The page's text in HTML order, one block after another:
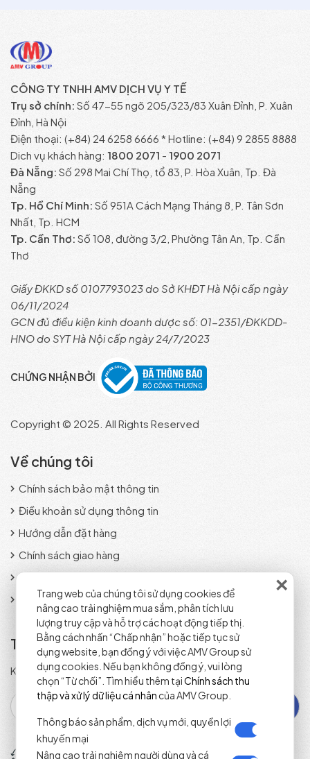
×
Trang web của chúng tôi sử dụng cookies để
nâng cao trải nghiệm mua sắm, phân tích lưu
lượng truy cập và hỗ trợ các hoạt động tiếp thị.
Bằng cách nhấn “Chấp nhận” hoặc tiếp tục sử
dụng website, bạn đồng ý với việc AMV Group sử
dụng cookies. Nếu bạn không đồng ý, vui lòng
chọn “Từ chối”. Tìm hiểu thêm tạiChính sách thu
thập và xử lý dữ liệu cá nhân của AMV Group.
Thông báo sản phẩm, dịch vụ mới, quyền lợi
khuyến mại
Nâng cao trải nghiệm người dùng và cá
CÔNG TY TNHH AMV DỊCH VỤ Y TẾ
Trụ sở chính: Số 47-55 ngõ 205/323/83 Xuân Đỉnh, P. Xuân
Đỉnh, Hà Nội
Điện thoại: (+84) 24 6258 6666 * Hotline: (+84) 9 2855 8888
Dich vụ khách hàng: 1800 2071 - 1900 2071
Đà Nẵng: Số 298 Mai Chí Thọ, tổ 83, P. Hòa Xuân, Tp. Đà
Nẵng
Tp. Hồ Chí Minh: Số 951A Cách Mạng Tháng 8, P. Tân Sơn
Nhất, Tp. HCM
Tp. Cần Thơ: Số 108, đường 3/2, Phường Tân An, Tp. Cần
Thơ
Giấy ĐKKD số 0107793023 do Sở KHĐT Hà Nội cấp ngày
06/11/2024
GCN đủ điều kiện kinh doanh dược số: 01-2351/ĐKKDD-
HNO do SYT Hà Nội cấp ngày 24/7/2023
CHỨNG NHẬN BỞI
Copyright © 2025. All Rights Reserved
Về chúng tôi
Chính sách bảo mật thông tin
Điều khoản sử dụng thông tin
Hướng dẫn đặt hàng
Chính sách giao hàng
Phương thức thanh toán
Chính sách đổi trả sản phẩm
Tra cứu đơn hàng
Kiểm tra trạng thái đơn hàng nhanh chóng và chính xác.
Tổng đài đặt hàng